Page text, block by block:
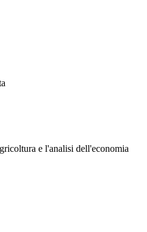
e l'analisi dell'economia